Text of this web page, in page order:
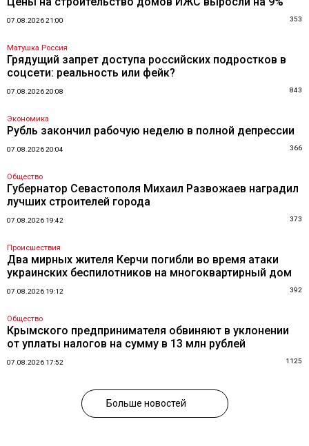
07.08.2026 21:00 353
Матушка Россия
Грядущий запрет доступа российских подростков в
соцсети: реальность или фейк?
07.08.2026 20:08 843
Экономика
Рубль закончил рабочую неделю в полной депрессии
07.08.2026 20:04 366
Общество
Губернатор Севастополя Михаил Развожаев наградил
лучших строителей города
07.08.2026 19:42 373
Происшествия
Два мирных жителя Керчи погибли во время атаки
украинских беспилотников на многоквартирный дом
07.08.2026 19:12 392
Общество
Крымского предпринимателя обвиняют в уклонении
от уплаты налогов на сумму в 13 млн рублей
07.08.2026 17:52 1125
Больше новостей